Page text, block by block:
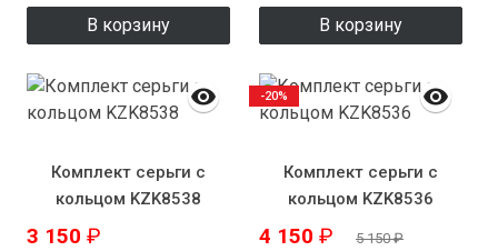
В корзину В корзину
Комплект серьги с
кольцом KZK8538
3 150 ₽
Комплект серьги с
кольцом KZK8536
4 150 ₽ 5 150₽
-20%